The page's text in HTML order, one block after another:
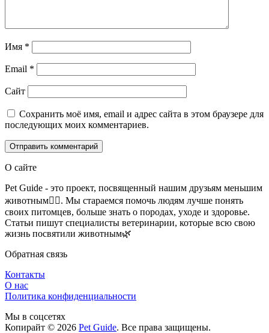
Имя *
Email *
Сайт
Сохранить моё имя, email и адрес сайта в этом браузере для
последующих моих комментариев.
О сайте
Pet Guide - это проект, посвященный нашим друзьям меньшим
животным🐕‍🦺. Мы стараемся помочь людям лучше понять
своих питомцев, больше знать о породах, уходе и здоровье.
Статьи пишут специалисты ветеринарии, которые всю свою
жизнь посвятили животным🌿
Обратная связь
Контакты
О нас
Политика конфиденциальности
Мы в соцсетях
Копирайт © 2026 Pet Guide. Все права защищены.